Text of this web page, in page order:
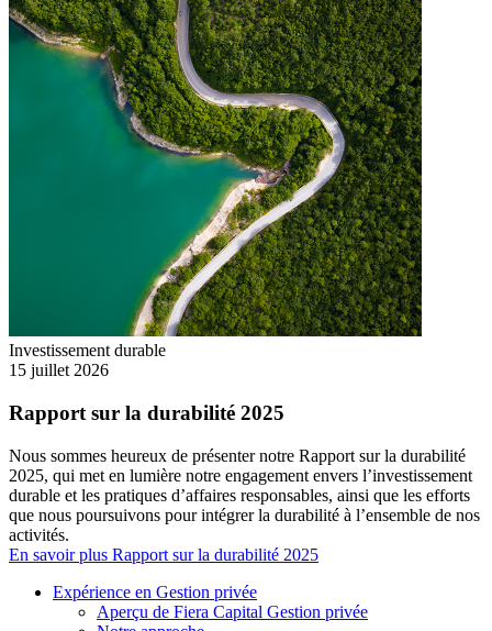
Investissement durable
15 juillet 2026
Rapport sur la durabilité 2025
Nous sommes heureux de présenter notre Rapport sur la durabilité
2025, qui met en lumière notre engagement envers l’investissement
durable et les pratiques d’affaires responsables, ainsi que les efforts
que nous poursuivons pour intégrer la durabilité à l’ensemble de nos
activités.
En savoir plus Rapport sur la durabilité 2025
Expérience en Gestion privée
Aperçu de Fiera Capital Gestion privée